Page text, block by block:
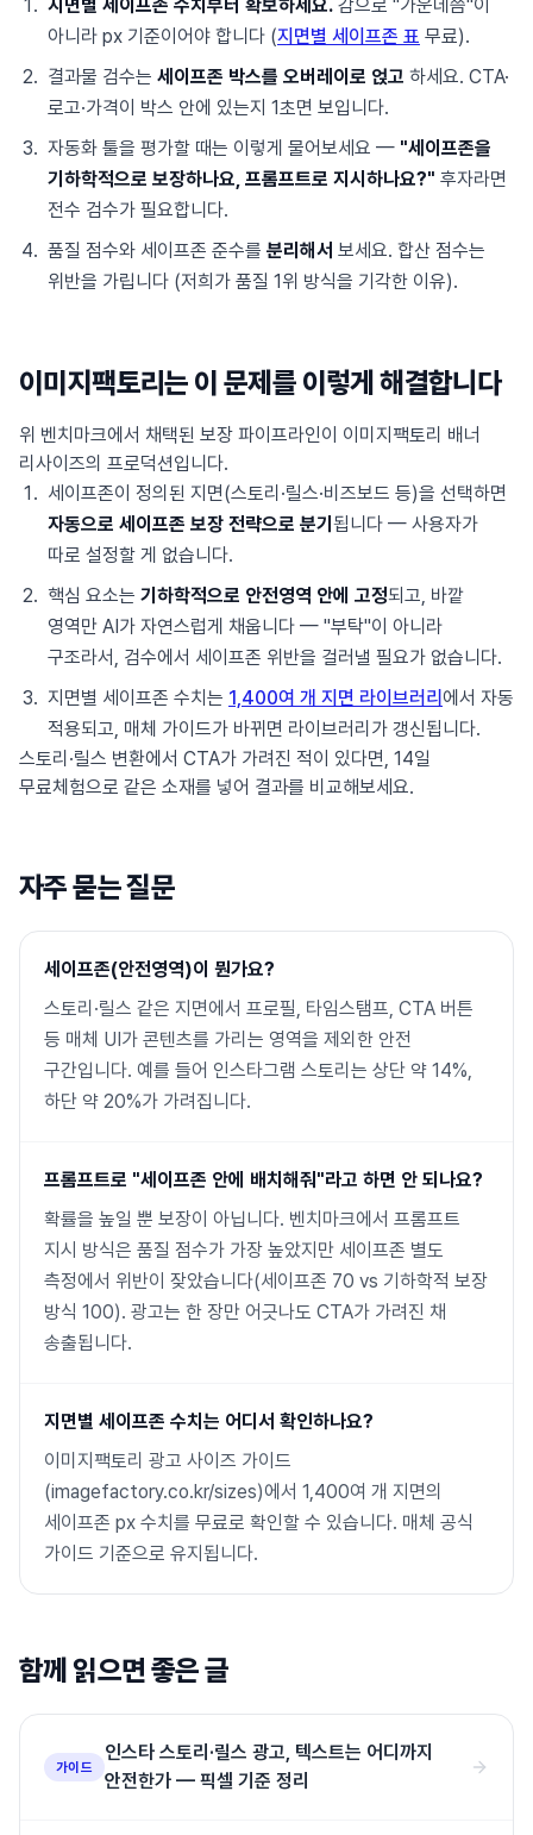
지면별 세이프존 수치부터 확보하세요. 감으로 "가운데쯤"이
아니라 px 기준이어야 합니다 (지면별 세이프존 표 무료).
결과물 검수는 세이프존 박스를 오버레이로 얹고 하세요. CTA·
로고·가격이 박스 안에 있는지 1초면 보입니다.
자동화 툴을 평가할 때는 이렇게 물어보세요 — "세이프존을
기하학적으로 보장하나요, 프롬프트로 지시하나요?" 후자라면
전수 검수가 필요합니다.
품질 점수와 세이프존 준수를 분리해서 보세요. 합산 점수는
위반을 가립니다 (저희가 품질 1위 방식을 기각한 이유).
이미지팩토리는 이 문제를 이렇게 해결합니다
위 벤치마크에서 채택된 보장 파이프라인이 이미지팩토리 배너
리사이즈의 프로덕션입니다.
세이프존이 정의된 지면(스토리·릴스·비즈보드 등)을 선택하면
자동으로 세이프존 보장 전략으로 분기 됩니다 — 사용자가
따로 설정할 게 없습니다.
핵심 요소는 기하학적으로 안전영역 안에 고정되고, 바깥
영역만 AI가 자연스럽게 채웁니다 — "부탁"이 아니라
구조라서, 검수에서 세이프존 위반을 걸러낼 필요가 없습니다.
지면별 세이프존 수치는 1,400여 개 지면 라이브러리 에서 자동
적용되고, 매체 가이드가 바뀌면 라이브러리가 갱신됩니다.
스토리·릴스 변환에서 CTA가 가려진 적이 있다면, 14일
무료체험으로 같은 소재를 넣어 결과를 비교해보세요.
자주 묻는 질문
세이프존(안전영역)이 뭔가요?
스토리·릴스 같은 지면에서 프로필, 타임스탬프, CTA 버튼
등 매체 UI가 콘텐츠를 가리는 영역을 제외한 안전
구간입니다. 예를 들어 인스타그램 스토리는 상단 약 14%,
하단 약 20%가 가려집니다.
프롬프트로 "세이프존 안에 배치해줘"라고 하면 안 되나요?
확률을 높일 뿐 보장이 아닙니다. 벤치마크에서 프롬프트
지시 방식은 품질 점수가 가장 높았지만 세이프존 별도
측정에서 위반이 잦았습니다(세이프존 70 vs 기하학적 보장
방식 100). 광고는 한 장만 어긋나도 CTA가 가려진 채
송출됩니다.
지면별 세이프존 수치는 어디서 확인하나요?
이미지팩토리 광고 사이즈 가이드
(imagefactory.co.kr/sizes)에서 1,400여 개 지면의
세이프존 px 수치를 무료로 확인할 수 있습니다. 매체 공식
가이드 기준으로 유지됩니다.
함께 읽으면 좋은 글
가이드
인스타 스토리·릴스 광고, 텍스트는 어디까지
안전한가 — 픽셀 기준 정리